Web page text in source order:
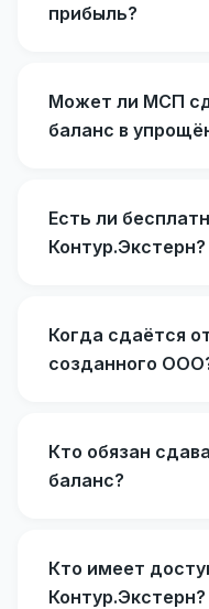
прибыль?
Может ли МСП
баланс в
Есть ли
Контур.Экстерн?
Когда сдаётся
созданного
Кто обязан
баланс?
Кто имеет
Контур.Экстерн?